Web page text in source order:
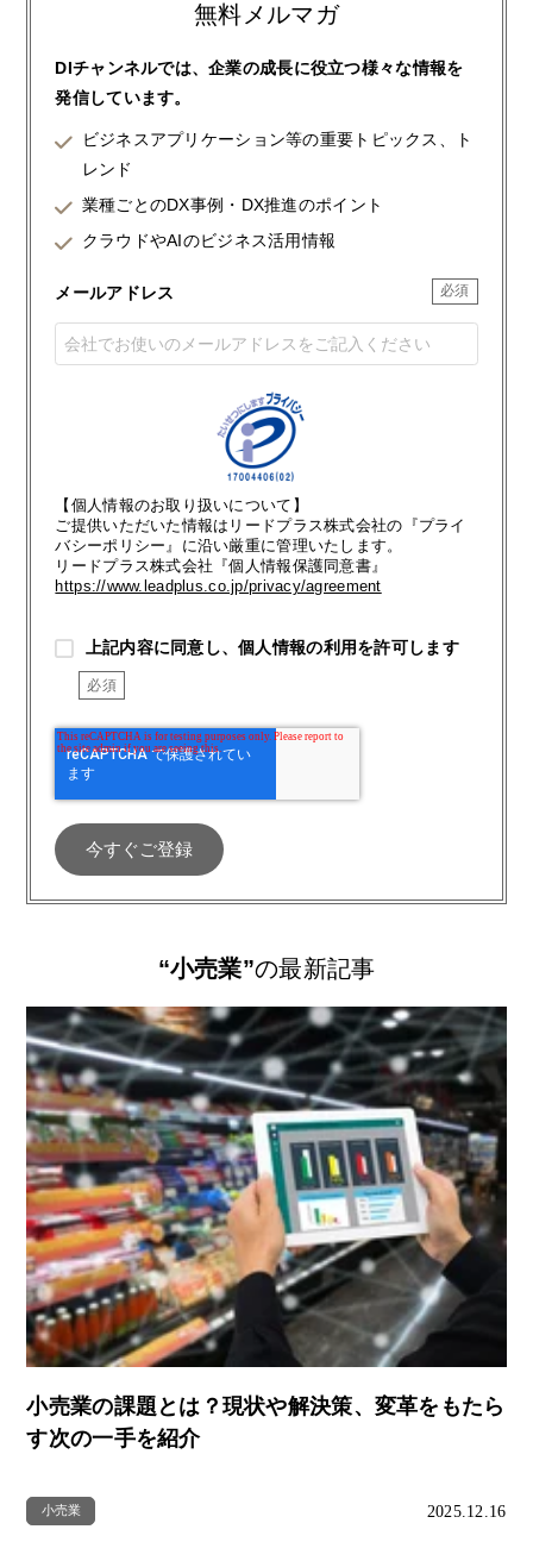
無料メルマガ
DIチャンネルでは、企業の成長に役立つ様々な情報を
発信しています。
ビジネスアプリケーション等の重要トピックス、ト
レンド
業種ごとのDX事例・DX推進のポイント
クラウドやAIのビジネス活用情報
メールアドレス
【個人情報のお取り扱いについて】
ご提供いただいた情報はリードプラス株式会社の『プライ
バシーポリシー』に沿い厳重に管理いたします。
リードプラス株式会社『個人情報保護同意書』
https://www.leadplus.co.jp/privacy/agreement
上記内容に同意し、個人情報の利用を許可します
“小売業”の最新記事
小売業の課題とは？現状や解決策、変革をもたら
す次の一手を紹介
小売業 2025.12.16